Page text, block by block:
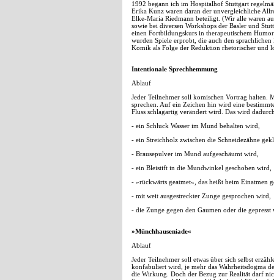
1992 begann ich im Hospitalhof Stuttgart
Erika Kunz waren daran der unvergleichliche
Elke-Maria Riedmann beteiligt. (Wir alle waren
sowie bei diversen Workshops der Basler und
einen Fortbildungskurs in therapeutischem
wurden Spiele erprobt, die auch den
Komik als Folge der Reduktion rhetorischer und
Intentionale Sprechhemmung
Ablauf
Jeder Teilnehmer soll komischen Vortrag halten.
sprechen. Auf ein Zeichen hin wird eine
Fluss schlagartig verändert wird. Das wird
- ein Schluck Wasser im Mund behalten wird,
- ein Streichholz zwischen die Schneidezähne
- Brausepulver im Mund aufgeschäumt wird,
- ein Bleistift in die Mundwinkel geschoben wird,
- »rückwärts geatmet«, das heißt beim Einatmen
- mit weit ausgestreckter Zunge gesprochen wird,
- die Zunge gegen den Gaumen oder die gepresst
»Münchhauseniade«
Ablauf
Jeder Teilnehmer soll etwas über sich selbst
konfabuliert wird, je mehr das Wahrheitsdogma
die Wirkung. Doch der Bezug zur Realität darf